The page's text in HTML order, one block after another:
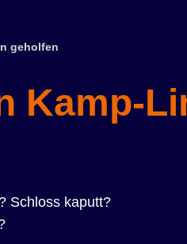
geholfen
Kamp-
Schloss kaputt?